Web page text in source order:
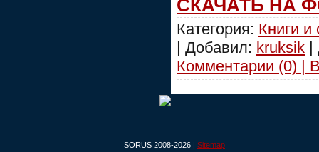
СКАЧАТЬ НА
Категория: Книги и
| Добавил: kruksik |
Комментарии (0) |
SORUS 2008-2026 | Sitemap